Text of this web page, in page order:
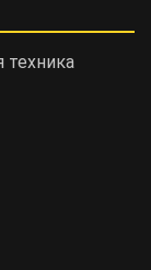
техника